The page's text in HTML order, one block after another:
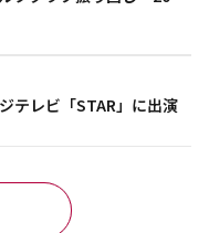
テレビ「STAR」に出演